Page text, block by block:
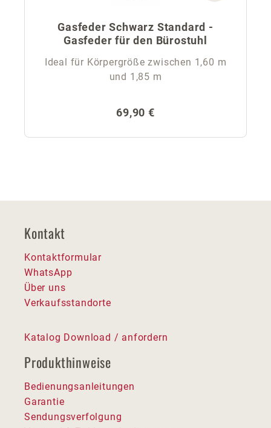
Gasfeder Schwarz Standard -
Gasfeder für den Bürostuhl
Ideal für Körpergröße zwischen 1,60 m
und 1,85 m
Regulärer Preis:
69,90 €
Kontakt
Kontaktformular
WhatsApp
Über uns
Verkaufsstandorte
Katalog Download / anfordern
Produkthinweise
Bedienungsanleitungen
Garantie
Sendungsverfolgung